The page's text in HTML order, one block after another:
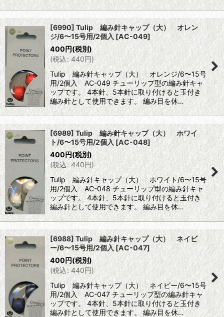
[6990] Tulip 編み針キャップ（大） オレン
ジ/6〜15号用/2個入 [AC-049]
400円(税別)
(税込: 440円)
Tulip 編み針キャップ（大） オレンジ/6〜15号
用/2個入 AC-049 チューリップ型の編み針キャ
ップです。 4本針、5本針に取り付けると玉付き
編み針として使用できます。 編み目を休…
[6989] Tulip 編み針キャップ（大） ホワイ
ト/6〜15号用/2個入 [AC-048]
400円(税別)
(税込: 440円)
Tulip 編み針キャップ（大） ホワイト/6〜15号
用/2個入 AC-048 チューリップ型の編み針キャ
ップです。 4本針、5本針に取り付けると玉付き
編み針として使用できます。 編み目を休…
[6988] Tulip 編み針キャップ（大） ネイビ
ー/6〜15号用/2個入 [AC-047]
400円(税別)
(税込: 440円)
Tulip 編み針キャップ（大） ネイビー/6〜15号
用/2個入 AC-047 チューリップ型の編み針キャ
ップです。 4本針、5本針に取り付けると玉付き
編み針として使用できます。 編み目を休…